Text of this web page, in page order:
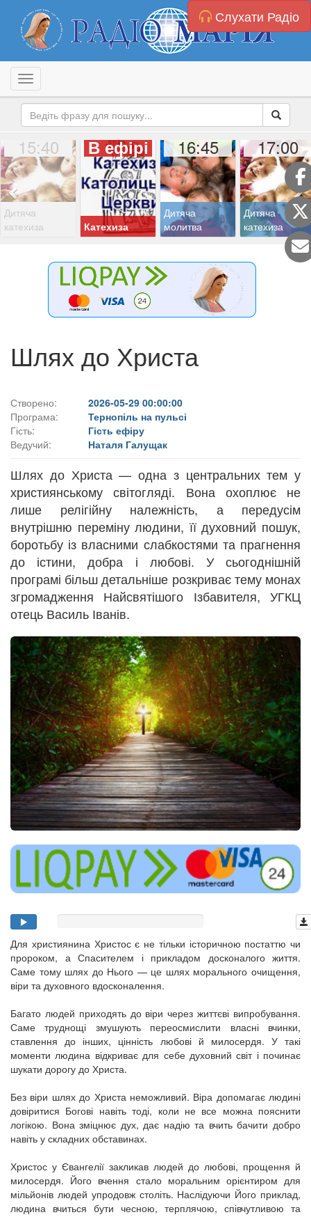
Слухати Радіо
Toggle navigation
15:40
Дитяча
катехиза
В ефірі
Катехиза
16:45
Дитяча
молитва
17:00
Дитяча
катехиза
Шлях до Христа
Створено:
2026-05-29 00:00:00
Програма:
Тернопіль на пульсі
Гість:
Гість ефіру
Ведучий:
Наталя Галущак
Шлях до Христа — одна з центральних тем у
християнському світогляді. Вона охоплює не
лише релігійну належність, а передусім
внутрішню переміну людини, її духовний пошук,
боротьбу із власними слабкостями та прагнення
до істини, добра і любові. У сьогоднішній
програмі більш детальніше розкриває тему монах
згромадження Найсвятішого Ізбавителя, УГКЦ
отець Василь Іванів.
Для християнина Христос є не тільки історичною постаттю чи
пророком, а Спасителем і прикладом досконалого життя.
Саме тому шлях до Нього — це шлях морального очищення,
віри та духовного вдосконалення.
Багато людей приходять до віри через життєві випробування.
Саме труднощі змушують переосмислити власні вчинки,
ставлення до інших, цінність любові й милосердя. У такі
моменти людина відкриває для себе духовний світ і починає
шукати дорогу до Христа.
Без віри шлях до Христа неможливий. Віра допомагає людині
довіритися Богові навіть тоді, коли не все можна пояснити
логікою. Вона зміцнює дух, дає надію та вчить бачити добро
навіть у складних обставинах.
Христос у Євангелії закликав людей до любові, прощення й
милосердя. Його вчення стало моральним орієнтиром для
мільйонів людей упродовж століть. Наслідуючи Його приклад,
людина вчиться бути чесною, терплячою, співчутливою та